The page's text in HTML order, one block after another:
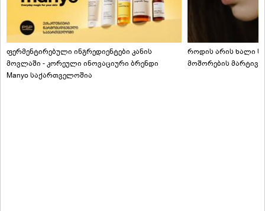
ფერმენტირებული ინგრედიენტები კანის
მოვლაში - კორეული ინოვაციური ბრენდი
Manyo საქართველოშია
როდის არის ხალი
მოშორების